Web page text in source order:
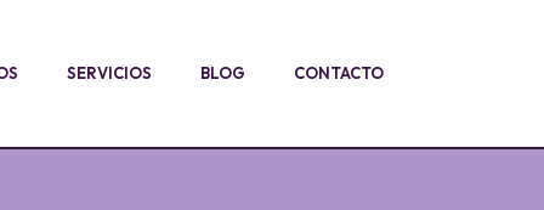
SERVICIOS BLOG CONTACTO